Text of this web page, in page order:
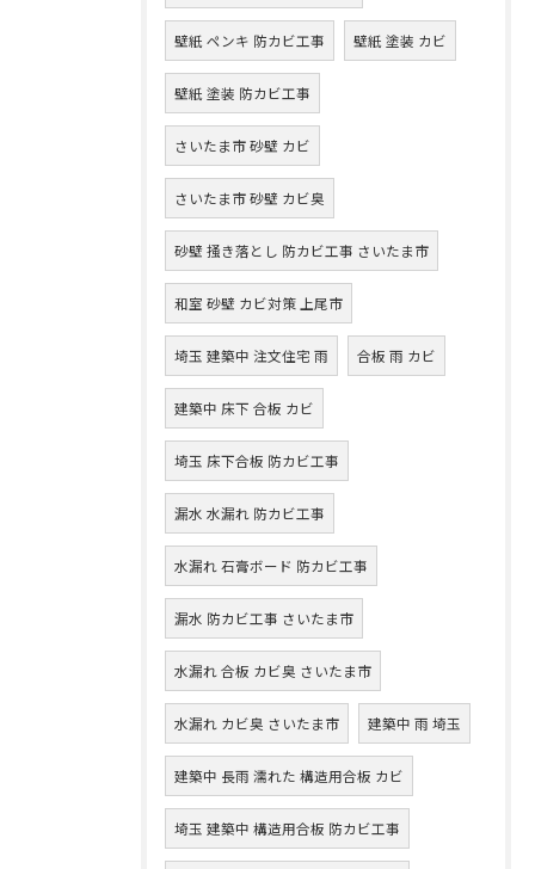
壁紙 ペンキ 防カビ工事 壁紙 塗装 カビ
壁紙 塗装 防カビ工事
さいたま市 砂壁 カビ
さいたま市 砂壁 カビ臭
砂壁 掻き落とし 防カビ工事 さいたま市
和室 砂壁 カビ対策 上尾市
埼玉 建築中 注文住宅 雨 合板 雨 カビ
建築中 床下 合板 カビ
埼玉 床下合板 防カビ工事
漏水 水漏れ 防カビ工事
水漏れ 石膏ボード 防カビ工事
漏水 防カビ工事 さいたま市
水漏れ 合板 カビ臭 さいたま市
水漏れ カビ臭 さいたま市 建築中 雨 埼玉
建築中 長雨 濡れた 構造用合板 カビ
埼玉 建築中 構造用合板 防カビ工事